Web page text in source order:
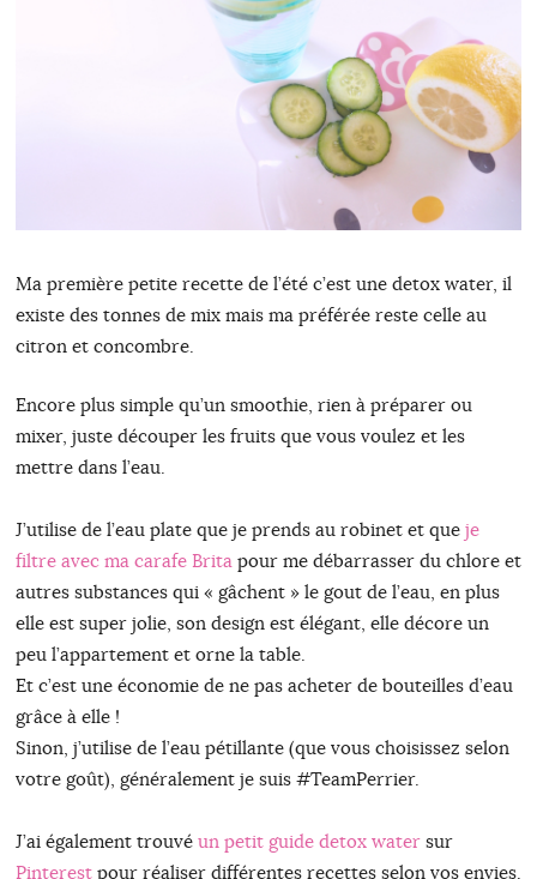
Ma première petite recette de l’été c’est une detox water, il
existe des tonnes de mix mais ma préférée reste celle au
citron et concombre.
Encore plus simple qu’un smoothie, rien à préparer ou
mixer, juste découper les fruits que vous voulez et les
mettre dans l’eau.
J’utilise de l’eau plate que je prends au robinet et que je
filtre avec ma carafe Brita pour me débarrasser du chlore et
autres substances qui « gâchent » le gout de l’eau, en plus
elle est super jolie, son design est élégant, elle décore un
peu l’appartement et orne la table.
Et c’est une économie de ne pas acheter de bouteilles d’eau
grâce à elle !
Sinon, j’utilise de l’eau pétillante (que vous choisissez selon
votre goût), généralement je suis #TeamPerrier.
J’ai également trouvé un petit guide detox watersur
Pinterestpour réaliser différentes recettes selon vos envies.